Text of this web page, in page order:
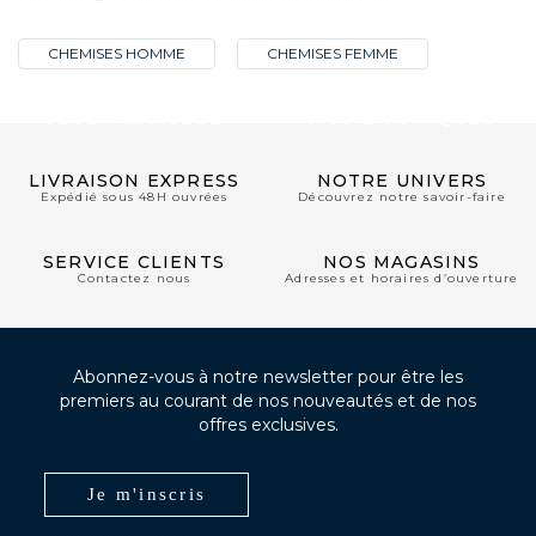
CHEMISES HOMME CHEMISES FEMME
LIVRAISON EXPRESS
Expédié sous 48H ouvrées
NOTRE UNIVERS
Découvrez notre savoir-faire
SERVICE CLIENTS
Contactez nous
NOS MAGASINS
Adresses et horaires d’ouverture
Abonnez-vous à notre newsletter pour être les
premiers au courant de nos nouveautés et de nos
offres exclusives.
Je m'inscris